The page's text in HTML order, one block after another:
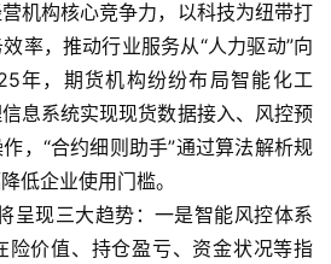
机构核心竞争力，以科技为纽带打
率，推动行业服务从“人力驱动”向
年，期货机构纷纷布局智能化工
息系统实现现货数据接入、风控预
，“合约细则助手”通过算法解析规
低企业使用门槛。
呈现三大趋势：一是智能风控体系
险价值、持仓盈亏、资金状况等指